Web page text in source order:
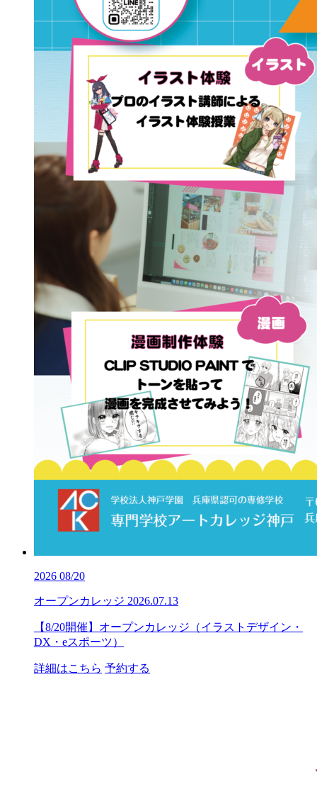
2026 08/20
オープンカレッジ 2026.07.13
【8/20開催】オープンカレッジ（イラストデザイン・
DX・eスポーツ）
詳細はこちら 予約する